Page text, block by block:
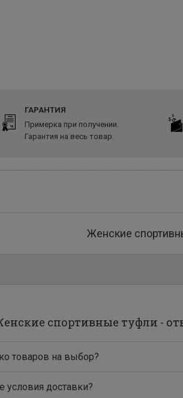
ГАРАНТИЯ
Примерка при получении.
Гарантия на весь товар.
Женские
спортивные туфли -
товаров на выбор?
условия доставки?